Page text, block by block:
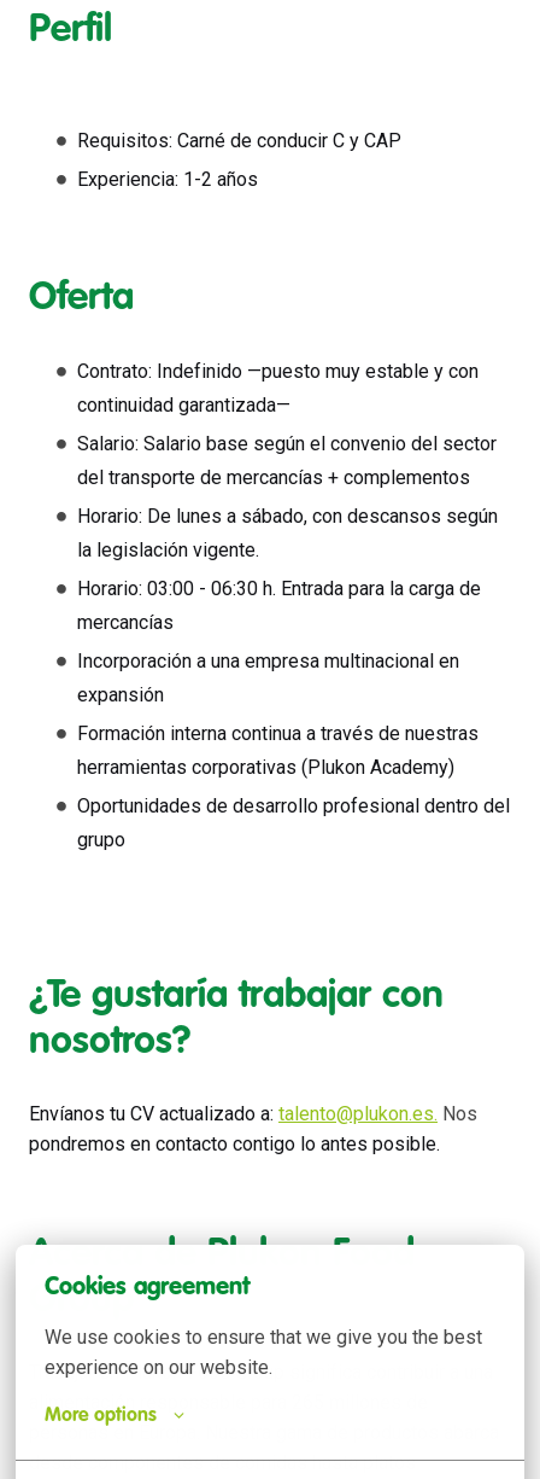
Cookies agreement
We use cookies to ensure that we give you the best
experience on our website.
More options
Perfil
Requisitos: Carné de conducir C y CAP
Experiencia: 1-2 años
Oferta
Contrato: Indefinido —puesto muy estable y con
continuidad garantizada—
Salario: Salario base según el convenio del sector
del transporte de mercancías + complementos
Horario: De lunes a sábado, con descansos según
la legislación vigente.
Horario: 03:00 - 06:30 h. Entrada para la carga de
mercancías
Incorporación a una empresa multinacional en
expansión
Formación interna continua a través de nuestras
herramientas corporativas (Plukon Academy)
Oportunidades de desarrollo profesional dentro del
grupo
¿Te gustaría trabajar con
nosotros?
Envíanos tu CV actualizado a: talento@plukon.es. Nos
pondremos en contacto contigo lo antes posible.
Acerca de Plukon Food
Group
Trabajar en Plukon Food Group significa contribuir a una
alimentación responsable para 265 millones de
personas en Europa. Nuestra gama de productos abarca
desde componentes de comidas hasta platos